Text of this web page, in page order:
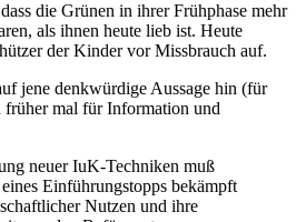
die Grünen in ihrer Frühphase mehr
als ihnen heute lieb ist. Heute
der Kinder vor Missbrauch auf.
jene denkwürdige Aussage hin (für
mal für Information und
neuer IuK-Techniken muß
Einführungstopps bekämpft
Nutzen und ihre